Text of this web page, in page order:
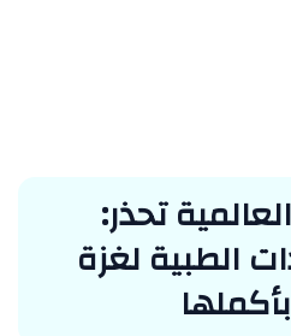
تحذر:
الطبية لغزة